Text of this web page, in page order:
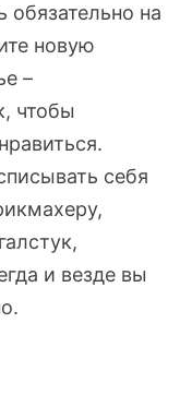
обязательно на
новую
–
чтобы
себя
и везде вы